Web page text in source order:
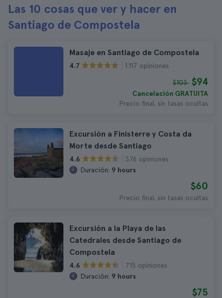
Las 10 cosas que ver y hacer en
Santiago de Compostela
Masaje en Santiago de Compostela
4.7 1.117 opiniones
$103 $94
Cancelación GRATUITA
Precio final, sin tasas ocultas
Excursión a Finisterre y Costa da
Morte desde Santiago
4.6
376 opiniones
Duración: 9 hours
$60
Precio final, sin tasas ocultas
Excursión a la Playa de las
Catedrales desde Santiago de
Compostela
4.6
715 opiniones
Duración: 9 hours
$75